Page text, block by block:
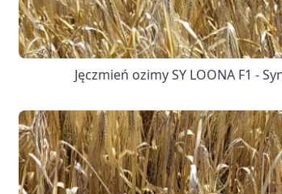
Jęczmień ozimy SY LOONA F1 -